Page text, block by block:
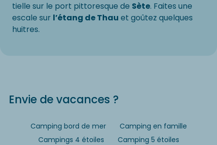
tielle sur le port pittoresque de Sète. Faites une
escale sur l’étang de Thau et goûtez quelques
huitres.
Envie de vacances ?
Camping bord de mer
Camping en famille
Campings 4 étoiles
Camping 5 étoiles